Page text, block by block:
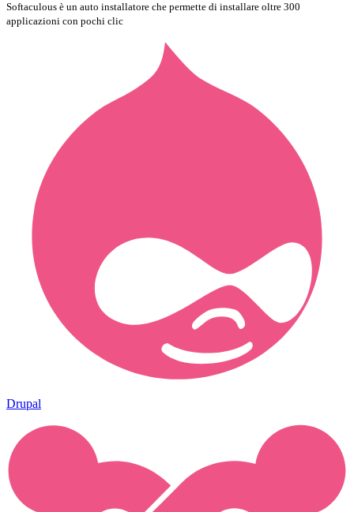
Softaculous è un auto installatore che permette di installare oltre 300
applicazioni con pochi clic
Drupal